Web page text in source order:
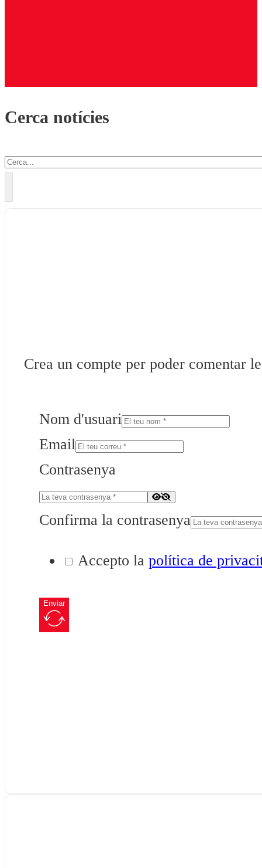
Cerca notícies
Cercar
Crea un compte per poder comentar
Nom d'usuari
Email
Contrasenya
Confirma la contrasenya
Accepto la política de
Enviar